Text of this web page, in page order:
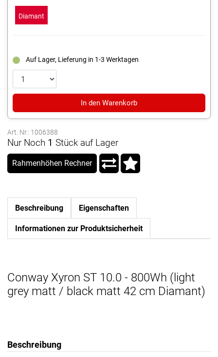
matt
Diamant
Auf Lager, Lieferung in 1-3 Werktagen
In den Warenkorb
Art. Nr.: 1006388
Nur Noch 1 Stück auf Lager
Rahmenhöhen Rechner
Beschreibung Eigenschaften
Informationen zur Produktsicherheit
Conway Xyron ST 10.0 - 800Wh (light
grey matt / black matt 42 cm Diamant)
Beschreibung